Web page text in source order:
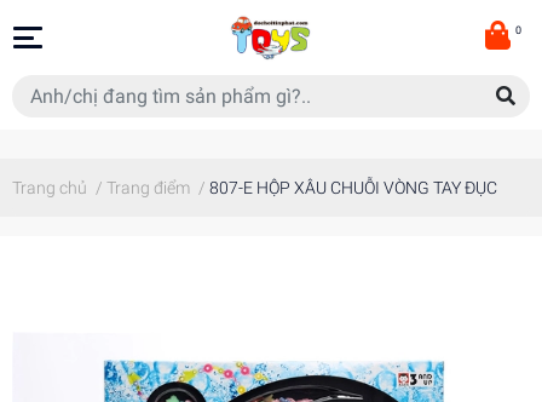
0
Trang chủ / Trang điểm / 807-E HỘP XÂU CHUỖI VÒNG TAY ĐỤC